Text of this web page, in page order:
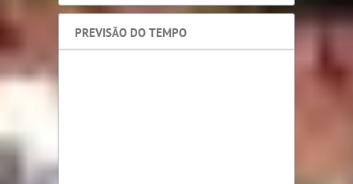
PREVISÃO DO TEMPO